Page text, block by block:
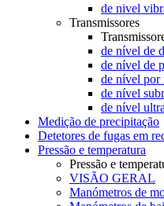
de nivel
Transmissores
de nível de
de nível de
de nível por
de nível
de nível
Medição de precipitação
Detetores de fugas em
Pressão e temperatura
Pressão e
VISÃO GERAL
Manómetros de